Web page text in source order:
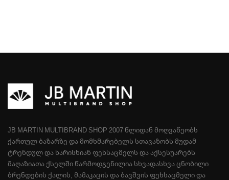
JB MARTIN MULTIBRAND SHOP 2007 ᲬᲚᲘᲓᲐᲜ ᲛᲝᲦᲕᲐᲬᲔᲝᲑᲡ
ᲥᲐᲠᲗᲣᲚ ᲑᲐᲖᲐᲠᲖᲔ ᲓᲐ ᲛᲝᲛᲮᲛᲐᲠᲔᲑᲔᲚᲡ ᲡᲗᲐᲕᲐᲖᲝᲑᲡ ᲛᲣᲓᲐᲛ
ᲢᲠᲔᲜᲓᲣᲚ ᲓᲐ ᲮᲐᲠᲘᲡᲮᲘᲐᲜ ᲤᲔᲮᲡᲐᲪᲛᲔᲚᲡ ᲓᲐ ᲐᲥᲡᲔᲡᲣᲐᲠᲔᲑᲡ
ᲛᲐᲦᲐᲖᲘᲐᲗᲐ ᲥᲡᲔᲚᲨᲘ ᲬᲐᲠᲛᲝᲓᲒᲔᲜᲘᲚᲘᲐ ᲡᲮᲕᲐᲓᲐᲡᲮᲕᲐ ᲪᲜᲝᲑᲘᲚᲘ
ᲑᲠᲔᲜᲓᲔᲑᲘᲡ ᲥᲐᲚᲘᲡ, ᲛᲐᲛᲐᲙᲐᲪᲘᲡ ᲓᲐ ᲑᲐᲕᲨᲕᲘᲡ ᲤᲔᲮᲡᲐᲪᲛᲔᲚᲘ ᲓᲐ